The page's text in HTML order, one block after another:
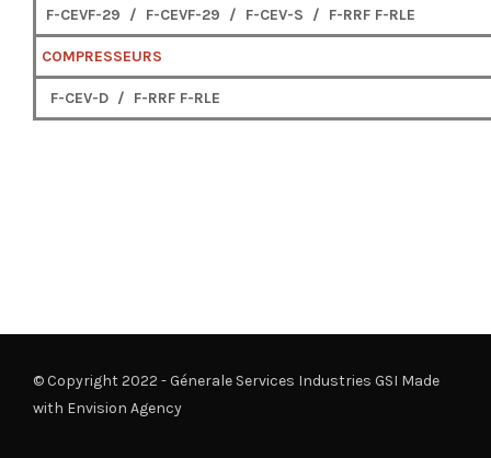
F-CEVF-29 / F-CEVF-29 / F-CEV-S / F-RRF F-RLE
COMPRESSEURS
F-CEV-D / F-RRF F-RLE
© Copyright 2022 - Génerale Services Industries GSI Made
with Envision Agency